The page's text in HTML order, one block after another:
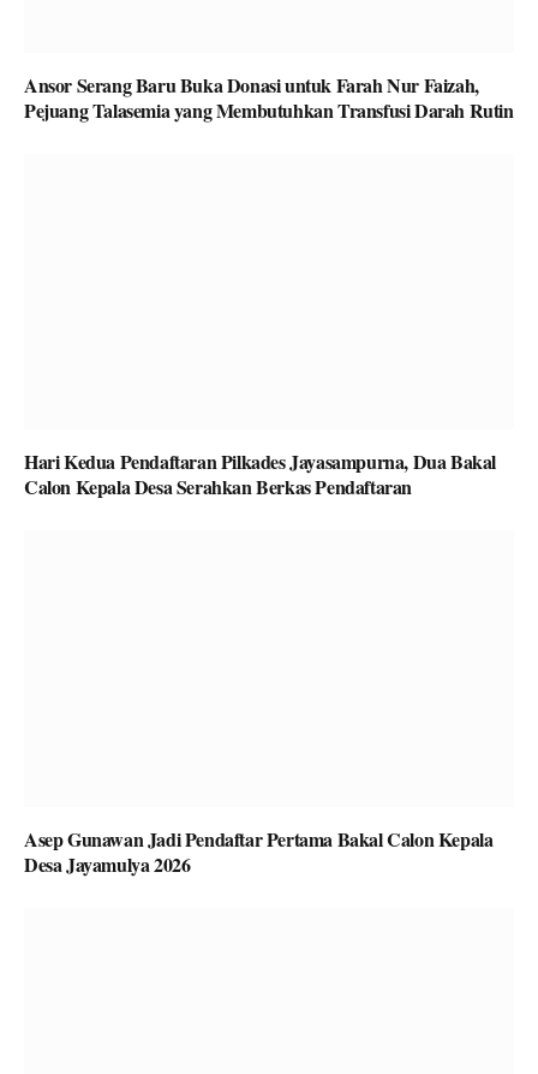
Ansor Serang Baru Buka Donasi untuk Farah Nur Faizah,
Pejuang Talasemia yang Membutuhkan Transfusi Darah Rutin
Hari Kedua Pendaftaran Pilkades Jayasampurna, Dua Bakal
Calon Kepala Desa Serahkan Berkas Pendaftaran
Asep Gunawan Jadi Pendaftar Pertama Bakal Calon Kepala
Desa Jayamulya 2026